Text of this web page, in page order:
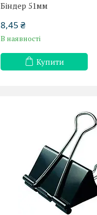
Біндер 51мм
8,45 ₴
В наявності
Купити